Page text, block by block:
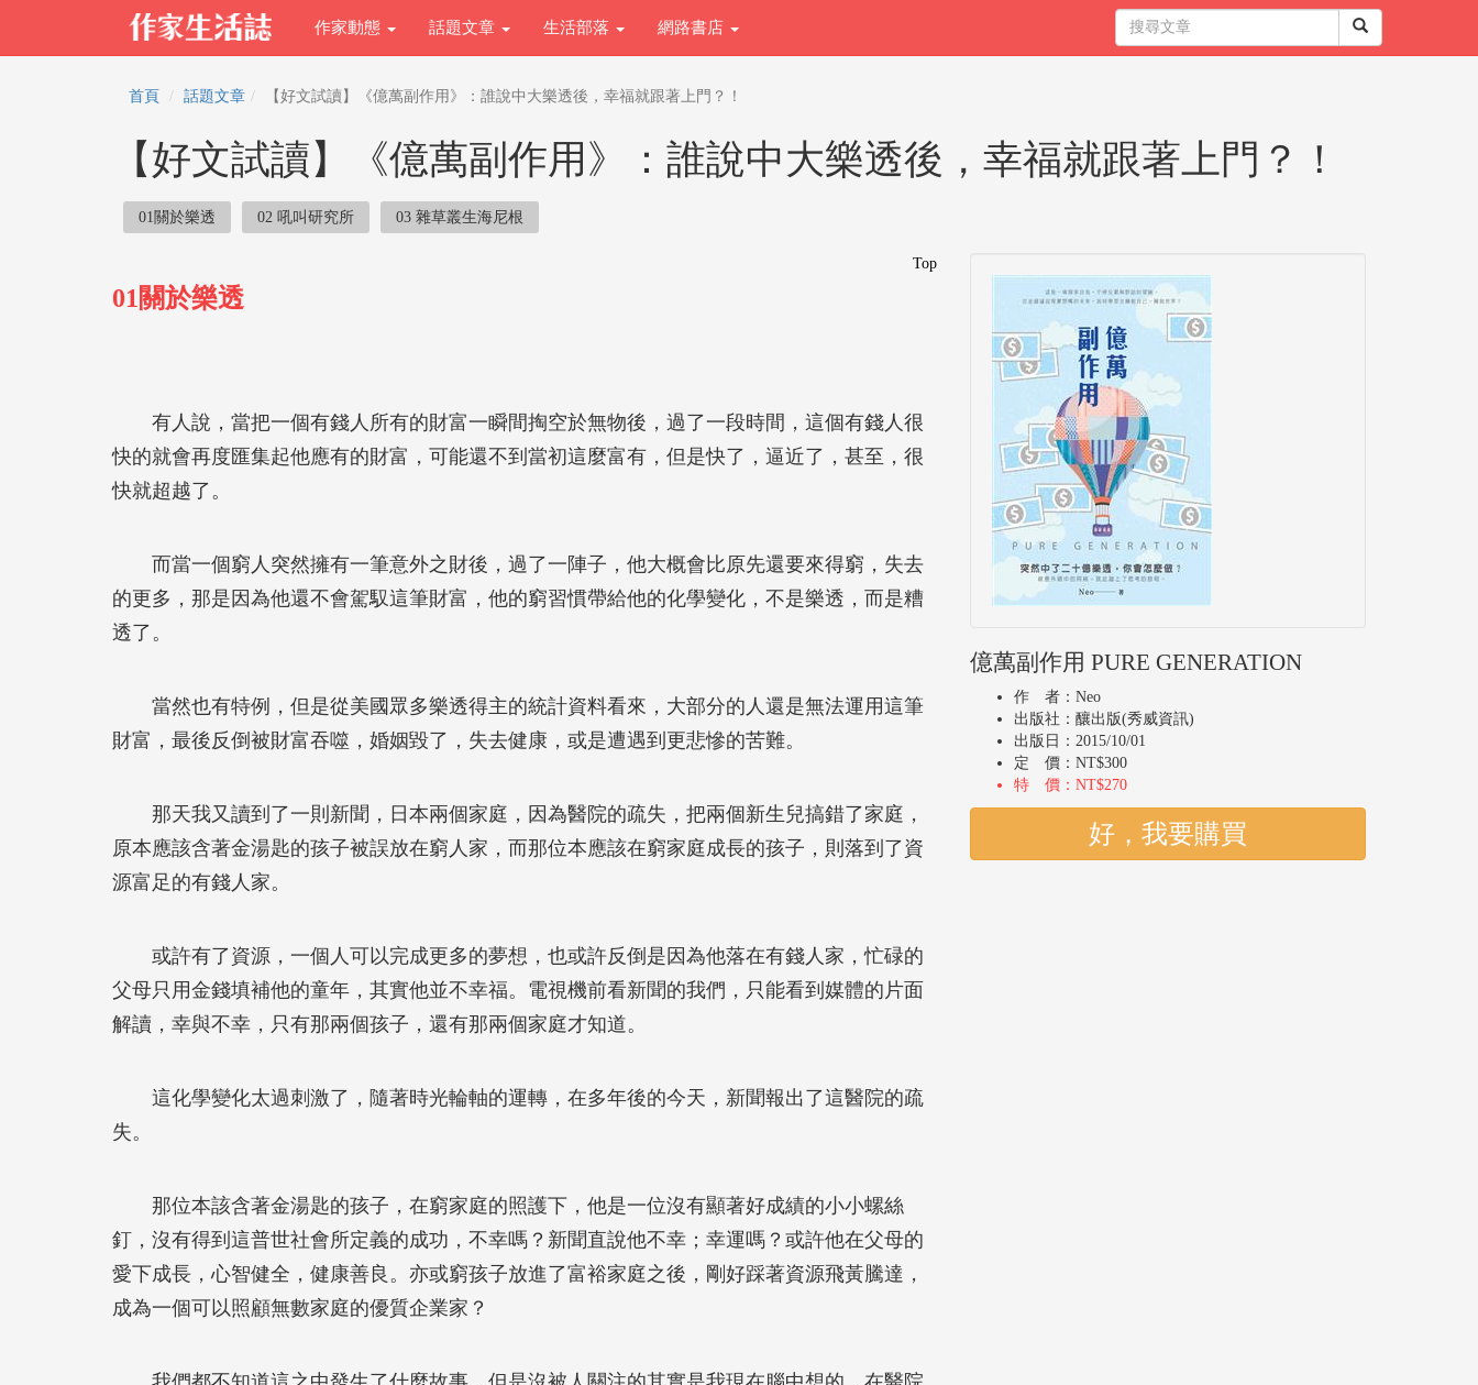
作家動態 話題文章 生活部落 網路書店
首頁 話題文章 【好文試讀】《億萬副作用》：誰說中大樂透後，幸福就跟著上門？！
【好文試讀】《億萬副作用》：誰說中大樂透後，幸福就跟著上門？！
01關於樂透 02 吼叫研究所 03 雜草叢生海尼根
Top
01關於樂透
有人說，當把一個有錢人所有的財富一瞬間掏空於無物後，過了一段時間，這個有錢人很
快的就會再度匯集起他應有的財富，可能還不到當初這麼富有，但是快了，逼近了，甚至，很
快就超越了。
而當一個窮人突然擁有一筆意外之財後，過了一陣子，他大概會比原先還要來得窮，失去
的更多，那是因為他還不會駕馭這筆財富，他的窮習慣帶給他的化學變化，不是樂透，而是糟
透了。
當然也有特例，但是從美國眾多樂透得主的統計資料看來，大部分的人還是無法運用這筆
財富，最後反倒被財富吞噬，婚姻毀了，失去健康，或是遭遇到更悲慘的苦難。
那天我又讀到了一則新聞，日本兩個家庭，因為醫院的疏失，把兩個新生兒搞錯了家庭，
原本應該含著金湯匙的孩子被誤放在窮人家，而那位本應該在窮家庭成長的孩子，則落到了資
源富足的有錢人家。
或許有了資源，一個人可以完成更多的夢想，也或許反倒是因為他落在有錢人家，忙碌的
父母只用金錢填補他的童年，其實他並不幸福。電視機前看新聞的我們，只能看到媒體的片面
解讀，幸與不幸，只有那兩個孩子，還有那兩個家庭才知道。
這化學變化太過刺激了，隨著時光輪軸的運轉，在多年後的今天，新聞報出了這醫院的疏
失。
那位本該含著金湯匙的孩子，在窮家庭的照護下，他是一位沒有顯著好成績的小小螺絲
釘，沒有得到這普世社會所定義的成功，不幸嗎？新聞直說他不幸；幸運嗎？或許他在父母的
愛下成長，心智健全，健康善良。亦或窮孩子放進了富裕家庭之後，剛好踩著資源飛黃騰達，
成為一個可以照顧無數家庭的優質企業家？
億萬副作用 PURE GENERATION
作 者：Neo
出版社：釀出版(秀威資訊)
出版日：2015/10/01
定 價：NT$300
特 價：NT$270
好，我要購買